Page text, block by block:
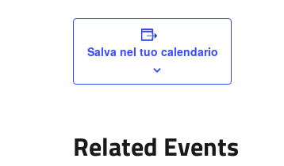
Salva nel tuo calendario
Related Events